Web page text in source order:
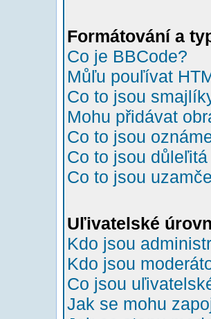
Formátování a
Co je BBCode?
Můľu pouľívat
Co to jsou
Mohu přidávat
Co to jsou
Co to jsou
Co to jsou
Uľivatelské
Kdo jsou
Kdo jsou
Co jsou
Jak se mohu